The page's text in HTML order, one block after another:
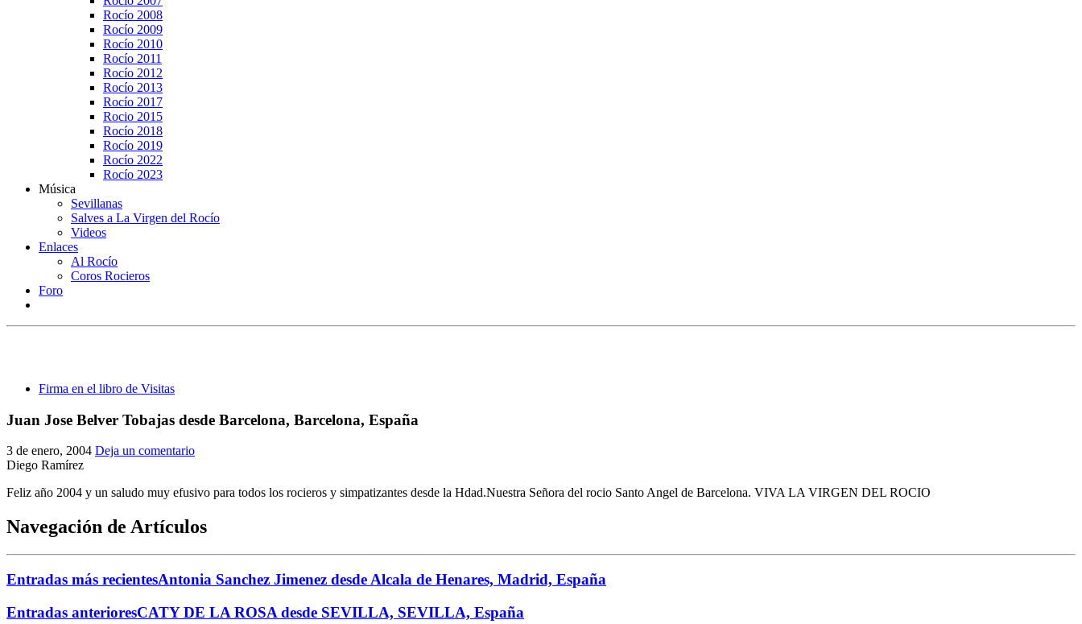
Rocío 2008
Rocío 2009
Rocío 2010
Rocío 2011
Rocío 2012
Rocío 2013
Rocío 2017
Rocio 2015
Rocío 2018
Rocío 2019
Rocío 2022
Rocío 2023
Música
Sevillanas
Salves a La Virgen del Rocío
Videos
Enlaces
Al Rocío
Coros Rocieros
Foro
Firma en el libro de Visitas
Juan Jose Belver Tobajas desde Barcelona, Barcelona, España
3 de enero, 2004 Deja un comentario
Diego Ramírez
Feliz año 2004 y un saludo muy efusivo para todos los rocieros y simpatizantes desde la Hdad.Nuestra Señora del rocio Santo Angel de Barcelona. VIVA LA VIRGEN DEL ROCIO
Navegación de Artículos
Entradas más recientesAntonia Sanchez Jimenez desde Alcala de Henares, Madrid, España
Entradas anterioresCATY DE LA ROSA desde SEVILLA, SEVILLA, España